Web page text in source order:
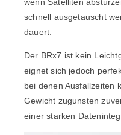
wenn Satelliten
schnell ausgetauscht
dauert.
Der BRx7 ist kein
eignet sich jedoch
bei denen Ausfallzeiten
Gewicht zugunsten
einer starken